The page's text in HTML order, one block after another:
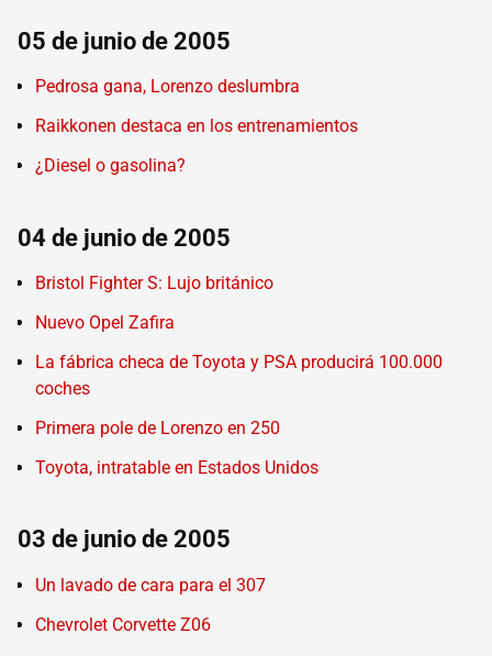
05 de junio de 2005
Pedrosa gana, Lorenzo deslumbra
Raikkonen destaca en los entrenamientos
¿Diesel o gasolina?
04 de junio de 2005
Bristol Fighter S: Lujo británico
Nuevo Opel Zafira
La fábrica checa de Toyota y PSA producirá 100.000
coches
Primera pole de Lorenzo en 250
Toyota, intratable en Estados Unidos
03 de junio de 2005
Un lavado de cara para el 307
Chevrolet Corvette Z06